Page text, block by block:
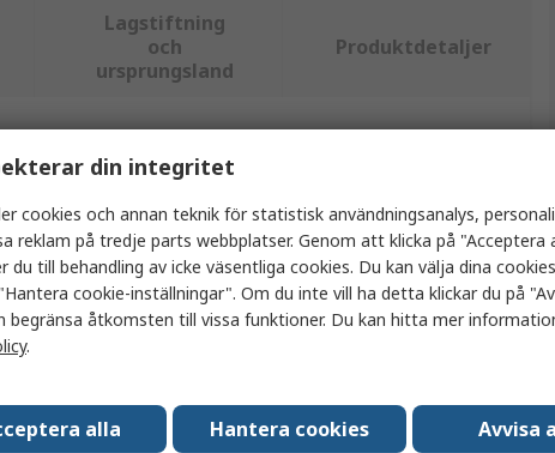
Lagstiftning
och
ursprungsland
Produktdetaljer
ett eller flera attribut.
Värde
Keysight Technologies
Källmätare
Ström, Mäta spänning
din integritet
cookies och annan teknik för statistisk användningsanalys,
reklam på tredje parts webbplatser. Genom att klicka på "Acceptera
du till behandling av icke väsentliga cookies. Du kan välja dina
cookie-inställningar". Om du inte vill ha detta klickar du på
begränsa åtkomsten till vissa funktioner. Du kan hitta mer
.
alla Hantera cookies Avvisa